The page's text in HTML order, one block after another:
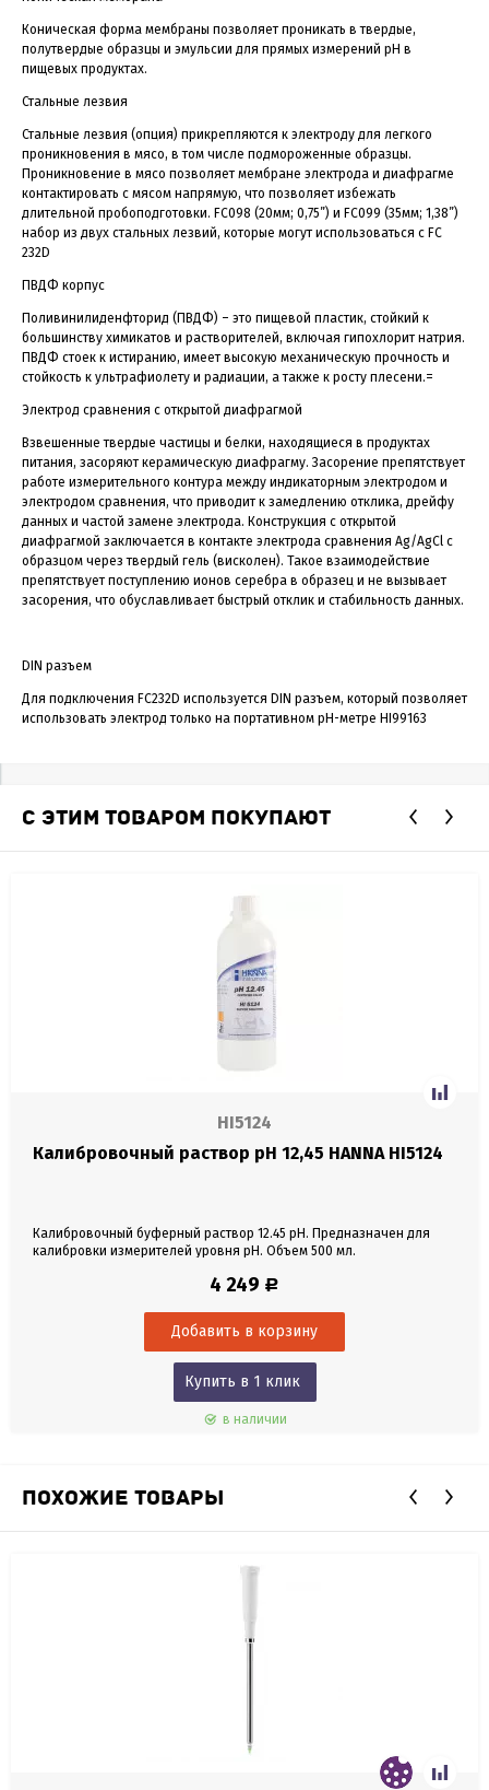
Коническая форма мембраны позволяет проникать в твердые,
полутвердые образцы и эмульсии для прямых измерений рН в
пищевых продуктах.
Стальные лезвия
Стальные лезвия (опция) прикрепляются к электроду для легкого
проникновения в мясо, в том числе подмороженные образцы.
Проникновение в мясо позволяет мембране электрода и диафрагме
контактировать с мясом напрямую, что позволяет избежать
длительной пробоподготовки. FC098 (20мм; 0,75”) и FC099 (35мм; 1,38”)
набор из двух стальных лезвий, которые могут использоваться с FC
232D
ПВДФ корпус
Поливинилиденфторид (ПВДФ) – это пищевой пластик, стойкий к
большинству химикатов и растворителей, включая гипохлорит натрия.
ПВДФ стоек к истиранию, имеет высокую механическую прочность и
стойкость к ультрафиолету и радиации, а также к росту плесени.=
Электрод сравнения с открытой диафрагмой
Взвешенные твердые частицы и белки, находящиеся в продуктах
питания, засоряют керамическую диафрагму. Засорение препятствует
работе измерительного контура между индикаторным электродом и
электродом сравнения, что приводит к замедлению отклика, дрейфу
данных и частой замене электрода. Конструкция с открытой
диафрагмой заключается в контакте электрода сравнения Ag/AgCl с
образцом через твердый гель (висколен). Такое взаимодействие
препятствует поступлению ионов серебра в образец и не вызывает
засорения, что обуславливает быстрый отклик и стабильность данных.
DIN разъем
Для подключения FC232D используется DIN разъем, который позволяет
использовать электрод только на портативном рН-метре HI99163
С ЭТИМ ТОВАРОМ ПОКУПАЮТ
HI5124
Калибровочный раствор pH 12,45 HANNA HI5124
Калибровочный буферный раствор 12.45 pH. Предназначен для
калибровки измерителей уровня pH. Объем 500 мл.
4 249 Р
Купить в 1 клик
в наличии
ПОХОЖИЕ ТОВАРЫ